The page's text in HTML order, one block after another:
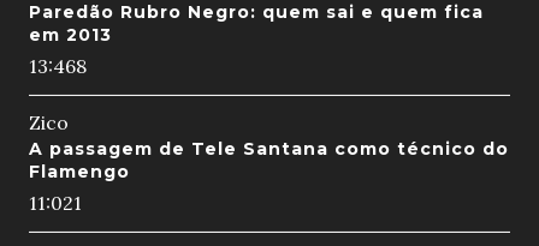
Paredão Rubro Negro: quem sai e quem fica
em 2013
13:468
Zico
A passagem de Tele Santana como técnico do
Flamengo
11:021